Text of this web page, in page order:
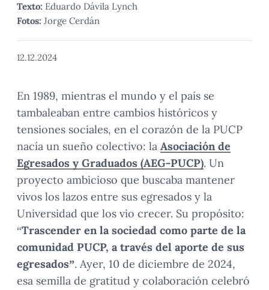
Texto: Eduardo Dávila Lynch
Fotos: Jorge Cerdán
12.12.2024
En 1989, mientras el mundo y el país se
tambaleaban entre cambios históricos y
tensiones sociales, en el corazón de la PUCP
nacía un sueño colectivo: la Asociación de
Egresados y Graduados (AEG-PUCP). Un
proyecto ambicioso que buscaba mantener
vivos los lazos entre sus egresados y la
Universidad que los vio crecer. Su propósito:
“Trascender en la sociedad como parte de la
comunidad PUCP, a través del aporte de sus
egresados”. Ayer, 10 de diciembre de 2024,
esa semilla de gratitud y colaboración celebró